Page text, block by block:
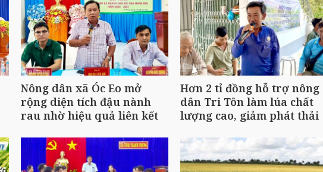
Nông dân xã Óc Eo mở
rộng diện tích đậu nành
rau nhờ hiệu quả liên kết
Hơn 2 tỉ đồng hỗ trợ nông
dân Tri Tôn làm lúa chất
lượng cao, giảm phát thải